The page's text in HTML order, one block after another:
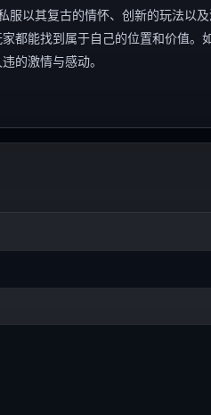
服以其复古的情怀、创新的玩法以
都能找到属于自己的位置和价值
的激情与感动。